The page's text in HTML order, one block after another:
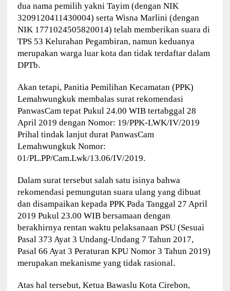
dua nama pemilih yakni Tayim (dengan NIK
3209120411430004) serta Wisna Marlini (dengan
NIK 1771024505820014) telah memberikan suara di
TPS 53 Kelurahan Pegambiran, namun keduanya
merupakan warga luar kota dan tidak terdaftar dalam
DPTb.
Akan tetapi, Panitia Pemilihan Kecamatan (PPK)
Lemahwungkuk membalas surat rekomendasi
PanwasCam tepat Pukul 24.00 WIB tertabggal 28
April 2019 dengan Nomor: 19/PPK-LWK/IV/2019
Prihal tindak lanjut durat PanwasCam
Lemahwungkuk Nomor:
01/PL.PP/Cam.Lwk/13.06/IV/2019.
Dalam surat tersebut salah satu isinya bahwa
rekomendasi pemungutan suara ulang yang dibuat
dan disampaikan kepada PPK Pada Tanggal 27 April
2019 Pukul 23.00 WIB bersamaan dengan
berakhirnya rentan waktu pelaksanaan PSU (Sesuai
Pasal 373 Ayat 3 Undang-Undang 7 Tahun 2017,
Pasal 66 Ayat 3 Peraturan KPU Nomor 3 Tahun 2019)
merupakan mekanisme yang tidak rasional.
Atas hal tersebut, Ketua Bawaslu Kota Cirebon,